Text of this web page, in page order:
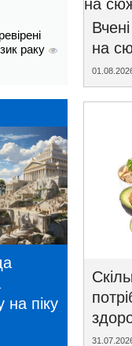
раку
на піку
на